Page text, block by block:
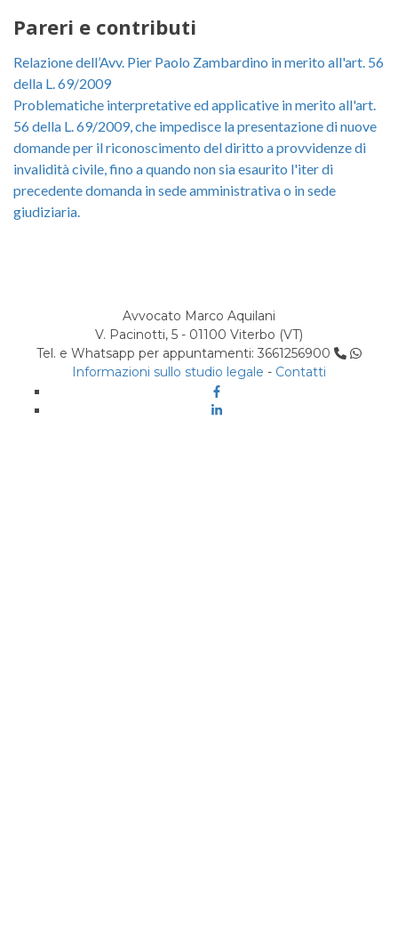
Pareri e contributi
Relazione dell’Avv. Pier Paolo Zambardino in merito all'art. 56
della L. 69/2009
Problematiche interpretative ed applicative in merito all'art.
56 della L. 69/2009, che impedisce la presentazione di nuove
domande per il riconoscimento del diritto a provvidenze di
invalidità civile, fino a quando non sia esaurito l'iter di
precedente domanda in sede amministrativa o in sede
giudiziaria.
Avvocato Marco Aquilani
V. Pacinotti, 5 - 01100 Viterbo (VT)
Tel. e Whatsapp per appuntamenti: 3661256900
Informazioni sullo studio legale - Contatti
Facebook
Linkedin